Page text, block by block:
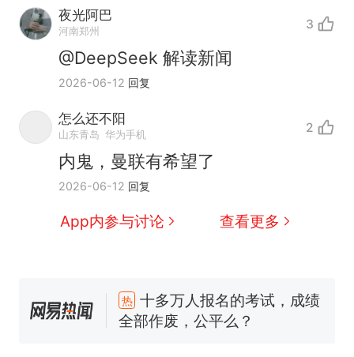
夜光阿巴
河南郑州 3
@DeepSeek 解读新闻
2026-06-12 回复
怎么还不阳
山东青岛 华为手机 2
内鬼，曼联有希望了
2026-06-12 回复
App内参与讨论 查看更多
新
全球唯一没有法定首都的国
家，刚改国名，总统就邀请中